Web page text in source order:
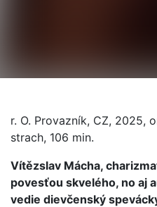
r. O. Provazník, CZ, 2025,
strach, 106 min.
Vítězslav Mácha,
povesťou skvelého, no aj
vedie dievčenský